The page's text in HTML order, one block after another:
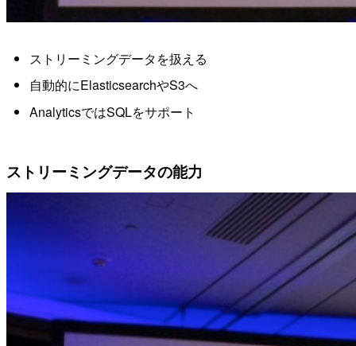
ストリーミングデータを扱える
自動的にElasticsearchやS3へ
AnalyticsではSQLをサポート
ストリーミングデータの能力